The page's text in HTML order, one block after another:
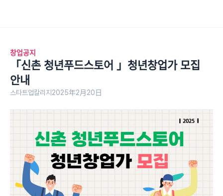
창업공지
「신촌 청년푸드스토어 」청년창업가 모집
안내
스타트업칼리지 2025年2月20日